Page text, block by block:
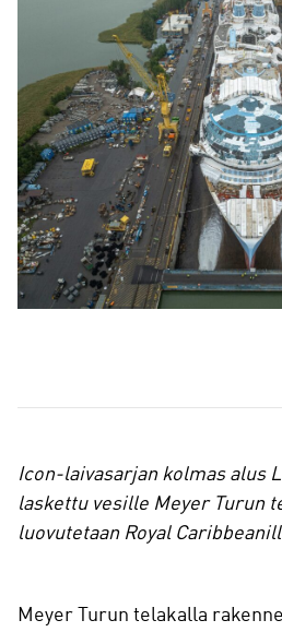
a
Icon-laivasarjan kolmas alus
laskettu vesille Meyer Turun
luovutetaan Royal
Meyer Turun telakalla